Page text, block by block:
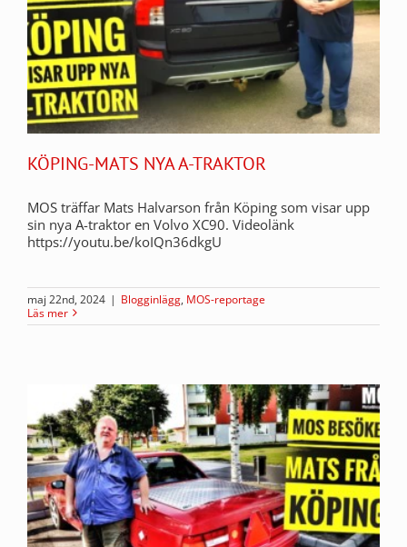
KÖPING-MATS NYA A-TRAKTOR
MOS träffar Mats Halvarson från Köping som visar upp
sin nya A-traktor en Volvo XC90. Videolänk
https://youtu.be/koIQn36dkgU
maj 22nd, 2024 | Blogginlägg, MOS-reportage
Läs mer